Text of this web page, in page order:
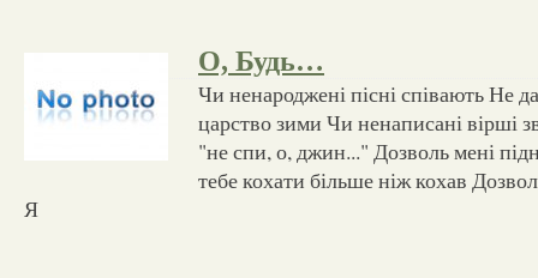
О, Будь…
Чи ненароджені пісні співають Не
царство зими Чи ненаписані вірші
"не спи, о, джин..." Дозволь мені
тебе кохати більше ніж кохав
Я